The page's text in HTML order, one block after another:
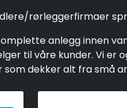
rørleggerfirmaer
anlegg innen
til våre kunder. Vi
dekker alt fra små